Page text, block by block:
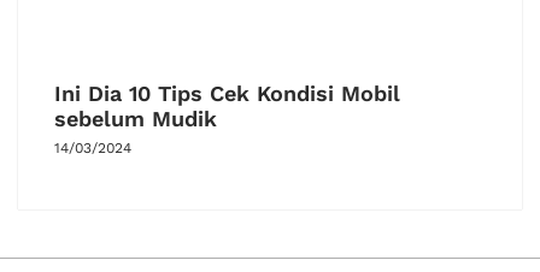
Ini Dia 10 Tips Cek Kondisi Mobil
sebelum Mudik
14/03/2024